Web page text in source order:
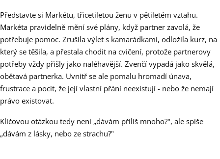
Představte si Markétu, třicetiletou ženu v pětiletém vztahu.
Markéta pravidelně mění své plány, když partner zavolá, že
potřebuje pomoc. Zrušila výlet s kamarádkami, odložila kurz, na
který se těšila, a přestala chodit na cvičení, protože partnerovy
potřeby vždy přišly jako naléhavější. Zvenčí vypadá jako skvělá,
obětavá partnerka. Uvnitř se ale pomalu hromadí únava,
frustrace a pocit, že její vlastní přání neexistují - nebo že nemají
právo existovat.
Klíčovou otázkou tedy není „dávám příliš mnoho?", ale spíše
„dávám z lásky, nebo ze strachu?"